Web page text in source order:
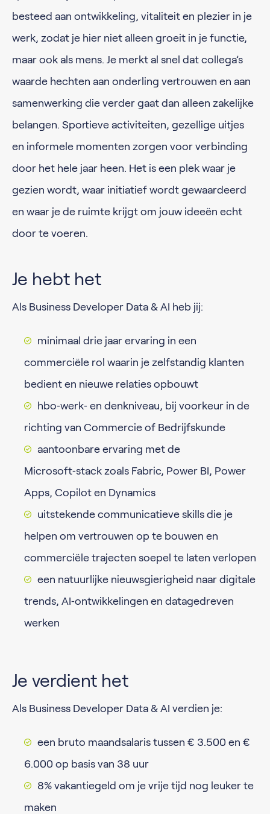
besteed aan ontwikkeling, vitaliteit en plezier in je
werk, zodat je hier niet alleen groeit in je functie,
maar ook als mens. Je merkt al snel dat collega’s
waarde hechten aan onderling vertrouwen en aan
samenwerking die verder gaat dan alleen zakelijke
belangen. Sportieve activiteiten, gezellige uitjes
en informele momenten zorgen voor verbinding
door het hele jaar heen. Het is een plek waar je
gezien wordt, waar initiatief wordt gewaardeerd
en waar je de ruimte krijgt om jouw ideeën echt
door te voeren.
Je hebt het
Als Business Developer Data & AI heb jij:
minimaal drie jaar ervaring in een
commerciële rol waarin je zelfstandig klanten
bedient en nieuwe relaties opbouwt
hbo‑werk‑ en denkniveau, bij voorkeur in de
richting van Commercie of Bedrijfskunde
aantoonbare ervaring met de
Microsoft‑stack zoals Fabric, Power BI, Power
Apps, Copilot en Dynamics
uitstekende communicatieve skills die je
helpen om vertrouwen op te bouwen en
commerciële trajecten soepel te laten verlopen
een natuurlijke nieuwsgierigheid naar digitale
trends, AI‑ontwikkelingen en datagedreven
werken
Je verdient het
Als Business Developer Data & AI verdien je:
een bruto maandsalaris tussen € 3.500 en €
6.000 op basis van 38 uur
8% vakantiegeld om je vrije tijd nog leuker te
maken